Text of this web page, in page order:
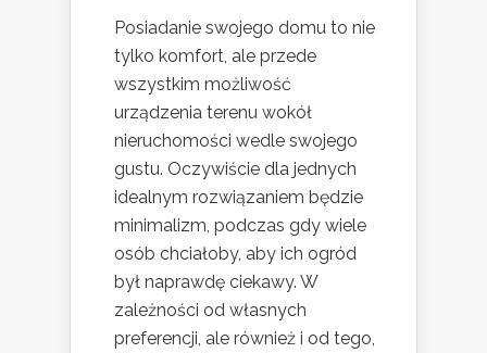
Posiadanie swojego domu to nie
tylko komfort, ale przede
wszystkim możliwość
urządzenia terenu wokół
nieruchomości wedle swojego
gustu. Oczywiście dla jednych
idealnym rozwiązaniem będzie
minimalizm, podczas gdy wiele
osób chciałoby, aby ich ogród
był naprawdę ciekawy. W
zależności od własnych
preferencji, ale również i od tego,